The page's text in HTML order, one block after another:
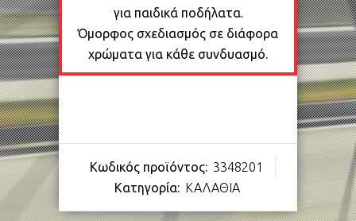
για παιδικά ποδήλατα.
Όμορφος σχεδιασμός σε διάφορα
χρώματα για κάθε συνδυασμό.
Κωδικός προϊόντος: 3348201
Κατηγορία: ΚΑΛΑΘΙΑ